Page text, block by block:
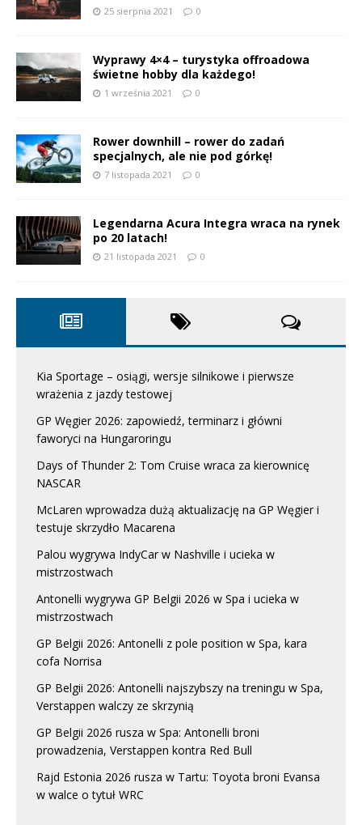
25 sierpnia 2021 0
Wyprawy 4×4 – turystyka offroadowa
świetne hobby dla każdego!
1 września 2021 0
Rower downhill – rower do zadań
specjalnych, ale nie pod górkę!
7 listopada 2021 0
Legendarna Acura Integra wraca na rynek
po 20 latach!
21 listopada 2021 0
Kia Sportage – osiągi, wersje silnikowe i pierwsze
wrażenia z jazdy testowej
GP Węgier 2026: zapowiedź, terminarz i główni
faworyci na Hungaroringu
Days of Thunder 2: Tom Cruise wraca za kierownicę
NASCAR
McLaren wprowadza dużą aktualizację na GP Węgier i
testuje skrzydło Macarena
Palou wygrywa IndyCar w Nashville i ucieka w
mistrzostwach
Antonelli wygrywa GP Belgii 2026 w Spa i ucieka w
mistrzostwach
GP Belgii 2026: Antonelli z pole position w Spa, kara
cofa Norrisa
GP Belgii 2026: Antonelli najszybszy na treningu w Spa,
Verstappen walczy ze skrzynią
GP Belgii 2026 rusza w Spa: Antonelli broni
prowadzenia, Verstappen kontra Red Bull
Rajd Estonia 2026 rusza w Tartu: Toyota broni Evansa
w walce o tytuł WRC